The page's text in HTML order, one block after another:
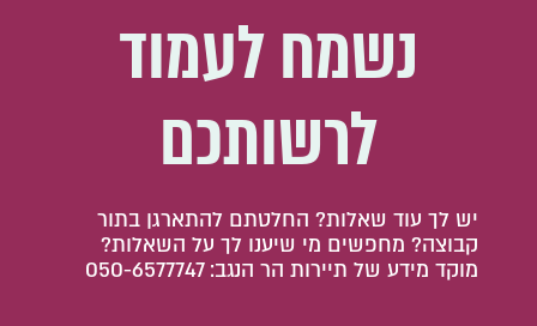
נשמח לעמוד
לרשותכם
יש לך עוד שאלות? החלטתם להתארגן בתור
קבוצה? מחפשים מי שיענו לך על השאלות?
מוקד מידע של תיירות הר הנגב: 050-6577747